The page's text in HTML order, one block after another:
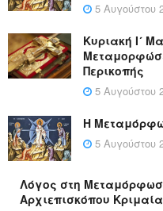
5 Αυγούστου
Κυριακή Ι´
Περικοπής
5 Αυγούστου
Η
5 Αυγούστου
Λόγος στη
Αρχιεπισκόπου